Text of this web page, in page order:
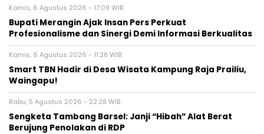
Kamis, 6 Agustus 2026 - 17:09 WIB
Bupati Merangin Ajak Insan Pers Perkuat
Profesionalisme dan Sinergi Demi Informasi Berkualitas
Kamis, 6 Agustus 2026 - 11:28 WIB
Smart TBN Hadir di Desa Wisata Kampung Raja Prailiu,
Waingapu!
Rabu, 5 Agustus 2026 - 22:28 WIB
Sengketa Tambang Barsel: Janji “Hibah” Alat Berat
Berujung Penolakan di RDP